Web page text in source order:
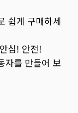
쉽게 구매하세
심! 안전!
자를 만들어 보